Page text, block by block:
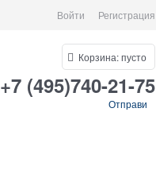
Войти Регистрация
Корзина:пусто
+7 (495)740-21-75
Отправи